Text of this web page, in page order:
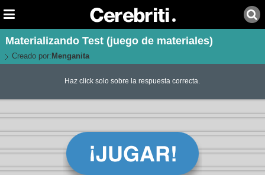
Materializando Test (juego de materiales)
Creado por: Menganita
Haz click solo sobre la respuesta correcta.